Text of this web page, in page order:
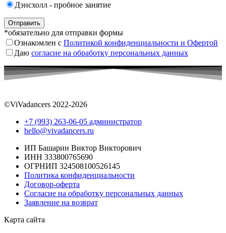
Дэнсхолл - пробное занятие
*обязательно для отправки формы
Ознакомлен с Политикой конфиденциальности и Офертой
Даю согласие на обработку персональных данных
©ViVadancers 2022-2026
+7 (993) 263-06-05 администратор
hello@vivadancers.ru
ИП Башарин Виктор Викторович
ИНН 333800765690
ОГРНИП 324508100526145
Политика конфиденциальности
Договор-оферта
Согласие на обработку персональных данных
Заявление на возврат
Карта сайта